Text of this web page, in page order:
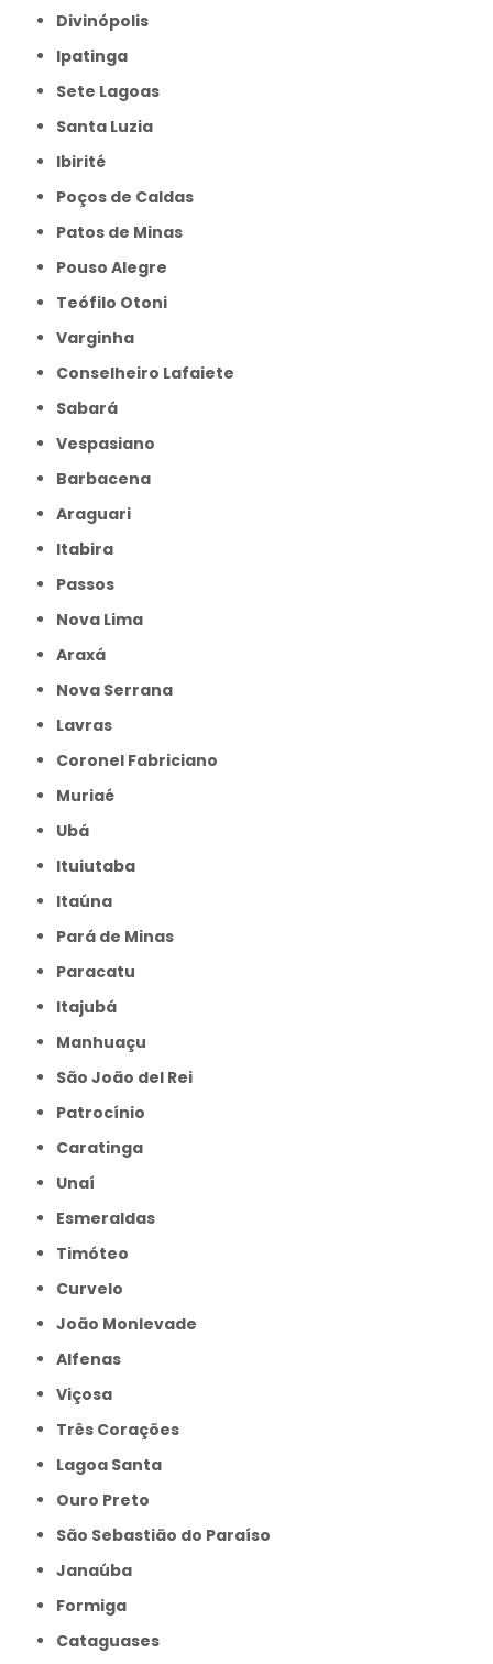
Divinópolis
Ipatinga
Sete Lagoas
Santa Luzia
Ibirité
Poços de Caldas
Patos de Minas
Pouso Alegre
Teófilo Otoni
Varginha
Conselheiro Lafaiete
Sabará
Vespasiano
Barbacena
Araguari
Itabira
Passos
Nova Lima
Araxá
Nova Serrana
Lavras
Coronel Fabriciano
Muriaé
Ubá
Ituiutaba
Itaúna
Pará de Minas
Paracatu
Itajubá
Manhuaçu
São João del Rei
Patrocínio
Caratinga
Unaí
Esmeraldas
Timóteo
Curvelo
João Monlevade
Alfenas
Viçosa
Três Corações
Lagoa Santa
Ouro Preto
São Sebastião do Paraíso
Janaúba
Formiga
Cataguases